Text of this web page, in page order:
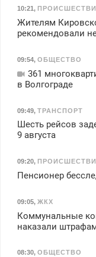
10:21,
Жителям
рекомендовали
09:54, ОБЩЕСТВО
361
в Волгограде
09:49, ТРАНСПОРТ
Шесть рейсов
9 августа
09:20,
Пенсионер
09:05, ЖКХ
Коммунальные
наказали
08:30, ОБЩЕСТВО